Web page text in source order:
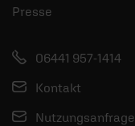
Presse
06441 957-1414
Kontakt
Nutzungsanfrage